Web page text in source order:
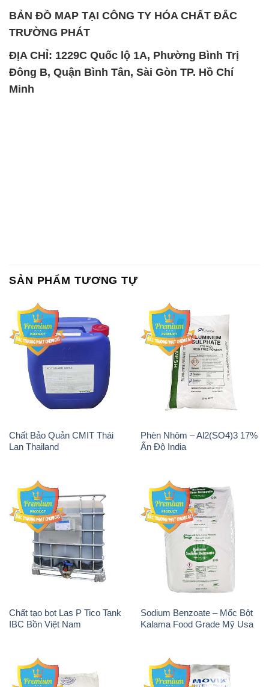
BẢN ĐỒ MAP TẠI CÔNG TY HÓA CHẤT ĐẮC
TRƯỜNG PHÁT
ĐỊA CHỈ: 1229C Quốc lộ 1A, Phường Bình Trị
Đông B, Quận Bình Tân, Sài Gòn TP. Hồ Chí
Minh
SẢN PHẨM TƯƠNG TỰ
Chất Bảo Quản CMIT Thái
Lan Thailand
Phèn Nhôm – Al2(SO4)3 17%
Ấn Độ India
Chất tạo bọt Las P Tico Tank
IBC Bồn Việt Nam
Sodium Benzoate – Mốc Bột
Kalama Food Grade Mỹ Usa